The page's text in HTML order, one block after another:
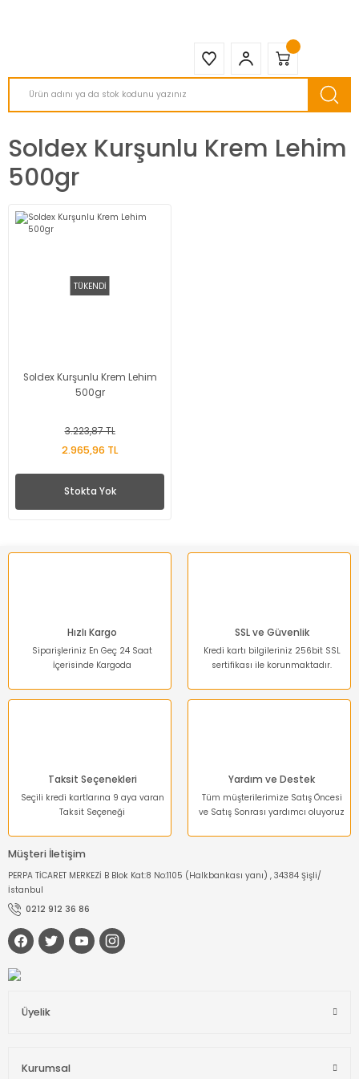
Soldex Kurşunlu Krem Lehim
500gr
TÜKENDİ
Soldex Kurşunlu Krem Lehim
500gr
3.223,87 TL
2.965,96 TL
Stokta Yok
Hızlı Kargo
Siparişleriniz En Geç 24 Saat
İçerisinde Kargoda
SSL ve Güvenlik
Kredi kartı bilgileriniz 256bit SSL
sertifikası ile korunmaktadır.
Taksit Seçenekleri
Seçili kredi kartlarına 9 aya varan
Taksit Seçeneği
Yardım ve Destek
Tüm müşterilerimize Satış Öncesi
ve Satış Sonrası yardımcı oluyoruz
Müşteri İletişim
PERPA TİCARET MERKEZİ B Blok Kat:8 No:1105 (Halkbankası yanı) , 34384 Şişli/
İstanbul
0212 912 36 86
Üyelik
Kurumsal